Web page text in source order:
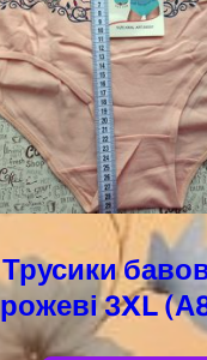
Трусики
рожеві 3XL